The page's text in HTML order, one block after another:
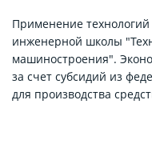
Применение
инженерной школы
машиностроения".
за счет субсидий из
для производства